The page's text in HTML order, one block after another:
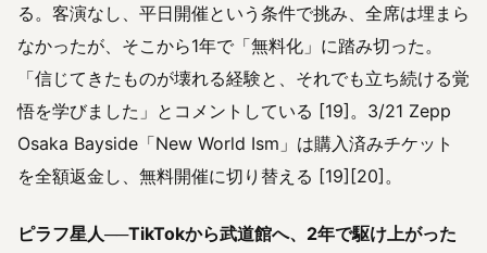
る。客演なし、平日開催という条件で挑み、全席は埋まら
なかったが、そこから1年で「無料化」に踏み切った。
「信じてきたものが壊れる経験と、それでも立ち続ける覚
悟を学びました」とコメントしている [19]。3/21 Zepp
Osaka Bayside「New World Ism」は購入済みチケット
を全額返金し、無料開催に切り替える [19][20]。
ピラフ星人──TikTokから武道館へ、2年で駆け上がった